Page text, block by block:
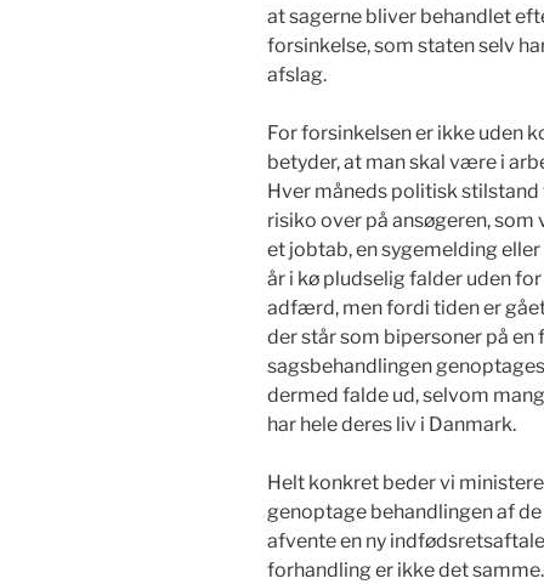
at sagerne bliver behandlet
forsinkelse, som staten selv
afslag.
For forsinkelsen er ikke uden
betyder, at man skal være i
Hver måneds politisk
risiko over på ansøgeren,
et jobtab, en sygemelding
år i kø pludselig falder uden
adfærd, men fordi tiden er
der står som bipersoner på
sagsbehandlingen
dermed falde ud, selvom
har hele deres liv i Danmark.
Helt konkret beder vi
genoptage behandlingen af
afvente en ny
forhandling er ikke det